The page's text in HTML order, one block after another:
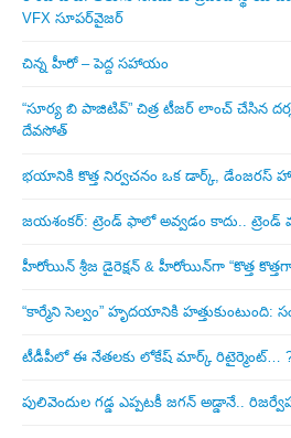
VFX సూపర్‌వైజర్
చిన్న హీరో – పెద్ద సహాయం
“సూర్య బి పాజిటివ్” చిత్ర టీజర్ లాంచ్ చేసిన‌
దేవసోత్
భయానికి కొత్త నిర్వచనం ఒక డార్క్, డేంజరస్
జయశంకర్: ట్రెండ్‌ ఫాలో అవ్వడం కాదు.. ట్రెండ్‌
హీరోయిన్ శ్రీజ డైరెక్ష‌న్ & హీరోయిన్‌గా “కొత్త
“కార్మేని సెల్వం” హృదయానికి హత్తుకుంటుంది:
టీడీపీలో ఈ నేత‌ల‌కు లోకేష్ మార్క్ రిటైర్మెంట్‌…
పులివెందుల గ‌డ్డ ఎప్ప‌ట‌కీ జ‌గ‌న్ అడ్డానే..